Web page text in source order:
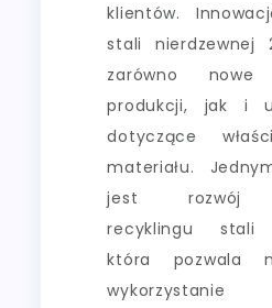
klientów.
stali nierdzewnej
zarówno nowe
produkcji, jak i
dotyczące
materiału.
jest rozwój
recyklingu stali
która pozwala